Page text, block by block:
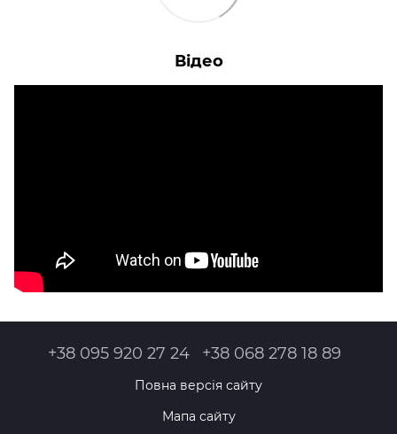
Відео
+38 095 920 27 24 +38 068 278 18 89
Повна версія сайту
Мапа сайту